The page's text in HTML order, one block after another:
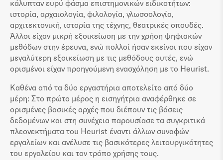
κάλυπταν ευρύ φάσμα επιστημονικών ειδικοτήτων:
ιστορία, αρχαιολογία, φιλολογία, γλωσσολογία,
αρχιτεκτονική, ιστορία της τέχνης, θεατρικές σπουδές.
Άλλοι είχαν μικρή εξοικείωση με την χρήση ψηφιακών
μεθόδων στην έρευνα, ενώ πολλοί ήσαν εκείνοι που είχαν
μεγαλύτερη εξοικείωση με τις μεθόδους αυτές, ενώ
ορισμένοι είχαν προηγούμενη ενασχόληση με το Heurist.
Καθένα από τα δύο εργαστήρια αποτελείτο από δύο
μέρη: Στο πρώτο μέρος η εισηγήτρια αναφέρθηκε σε
ορισμένες βασικές αρχές που διέπουν τις βάσεις
δεδομένων και στη συνέχεια παρουσίασε τα συγκριτικά
πλεονεκτήματα του Heurist έναντι άλλων συναφών
εργαλείων και ανέλυσε τις βασικότερες λειτουργικότητες
του εργαλείου και τον τρόπο χρήσης τους.